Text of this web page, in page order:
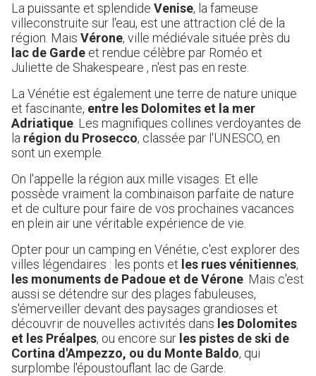
La puissante et splendide Venise, la fameuse
villeconstruite sur l'eau, est une attraction clé de la
région. Mais Vérone, ville médiévale située près du
lac de Garde et rendue célèbre par Roméo et
Juliette de Shakespeare , n'est pas en reste.
La Vénétie est également une terre de nature unique
et fascinante, entre les Dolomites et la mer
Adriatique . Les magnifiques collines verdoyantes de
la région du Prosecco, classée par l'UNESCO, en
sont un exemple.
On l'appelle la région aux mille visages. Et elle
possède vraiment la combinaison parfaite de nature
et de culture pour faire de vos prochaines vacances
en plein air une véritable expérience de vie.
Opter pour un camping en Vénétie, c'est explorer des
villes légendaires : les ponts et les rues vénitiennes,
les monuments de Padoue et de Vérone . Mais c'est
aussi se détendre sur des plages fabuleuses,
s'émerveiller devant des paysages grandioses et
découvrir de nouvelles activités dans les Dolomites
et les Préalpes, ou encore sur les pistes de ski de
Cortina d'Ampezzo, ou du Monte Baldo, qui
surplombe l'époustouflant lac de Garde.